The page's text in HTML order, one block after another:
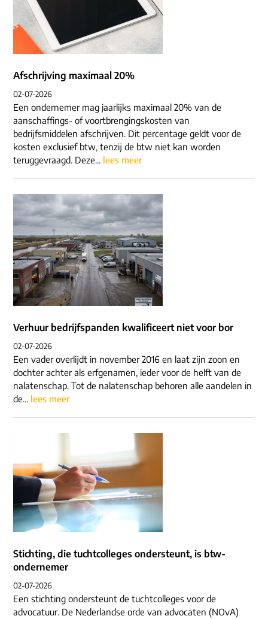
Afschrijving maximaal 20%
02-07-2026
Een ondernemer mag jaarlijks maximaal 20% van de
aanschaffings- of voortbrengingskosten van
bedrijfsmiddelen afschrijven. Dit percentage geldt voor de
kosten exclusief btw, tenzij de btw niet kan worden
teruggevraagd. Deze... lees meer
Verhuur bedrijfspanden kwalificeert niet voor bor
02-07-2026
Een vader overlijdt in november 2016 en laat zijn zoon en
dochter achter als erfgenamen, ieder voor de helft van de
nalatenschap. Tot de nalatenschap behoren alle aandelen in
de... lees meer
Stichting, die tuchtcolleges ondersteunt, is btw-
ondernemer
02-07-2026
Een stichting ondersteunt de tuchtcolleges voor de
advocatuur. De Nederlandse orde van advocaten (NOvA)